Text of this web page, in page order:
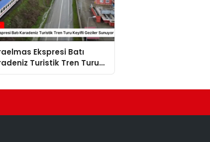
Ekspresi Batı
Turistik Tren Turu
Geziler Sunuyor